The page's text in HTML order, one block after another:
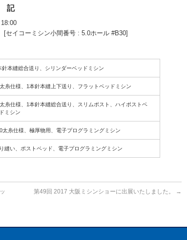
記
イコーミシン小間番号 : 5.0ホール #B30]
針本縫総合送り、シリンダーベッドミシン
糸仕様、1本針本縫上下送り、フラットベッドミシン
糸仕様、1本針本縫総合送り、スリムポスト、ハイポストベ
ミシン
太糸仕様、極厚物用、電子プログラミングミシン
縫い、ポストベッド、電子プログラミングミシン
第49回 2017 大阪ミシンショーに出展いたしました。 →